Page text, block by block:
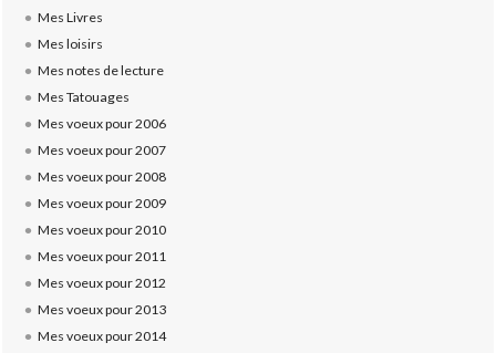
Mes Livres
Mes loisirs
Mes notes de lecture
Mes Tatouages
Mes voeux pour 2006
Mes voeux pour 2007
Mes voeux pour 2008
Mes voeux pour 2009
Mes voeux pour 2010
Mes voeux pour 2011
Mes voeux pour 2012
Mes voeux pour 2013
Mes voeux pour 2014